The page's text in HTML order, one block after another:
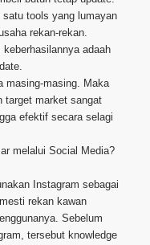
tools yang lumayan
rekan-rekan.
adaah
masing-masing. Maka
target market sangat
efektif secara selagi
melalui Social Media?
Instagram sebagai
rekan kawan
Sebelum
tersebut knowledge